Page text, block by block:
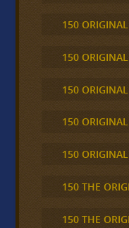
150
150
150
150
150
150 THE
150 THE